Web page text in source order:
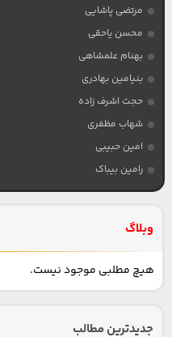
مرتضی پاشایی
محسن یاحقی
بهنام علمشاهی
بنیامین بهادری
حجت اشرف زاده
شهاب مظفری
امین حبیبی
رامین بیباک
وبلاگ
هیچ مطلبی موجود نیست.
جدیدترین مطالب